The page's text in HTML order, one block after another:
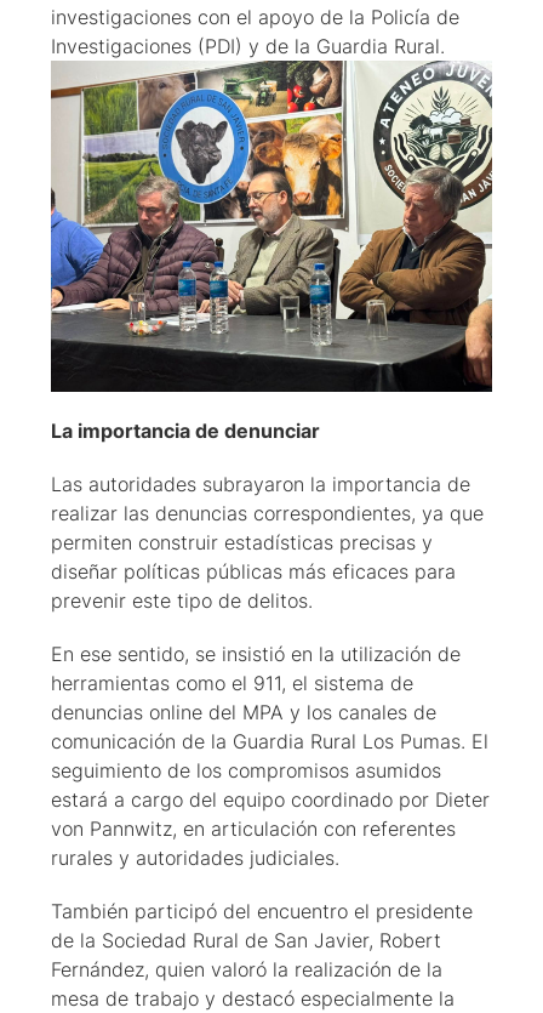
investigaciones con el apoyo de la Policía de
Investigaciones (PDI) y de la Guardia Rural.
La importancia de denunciar
Las autoridades subrayaron la importancia de
realizar las denuncias correspondientes, ya que
permiten construir estadísticas precisas y
diseñar políticas públicas más eficaces para
prevenir este tipo de delitos.
En ese sentido, se insistió en la utilización de
herramientas como el 911, el sistema de
denuncias online del MPA y los canales de
comunicación de la Guardia Rural Los Pumas. El
seguimiento de los compromisos asumidos
estará a cargo del equipo coordinado por Dieter
von Pannwitz, en articulación con referentes
rurales y autoridades judiciales.
También participó del encuentro el presidente
de la Sociedad Rural de San Javier, Robert
Fernández, quien valoró la realización de la
mesa de trabajo y destacó especialmente la